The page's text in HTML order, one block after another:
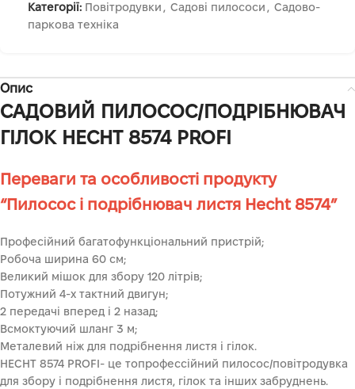
Категорії: Повітродувки, Садові пилососи, Садово-
паркова техніка
Опис
САДОВИЙ ПИЛОСОС/ПОДРІБНЮВАЧ
ГІЛОК HECHT 8574 PROFI
Переваги та особливості продукту
“Пилосос і подрібнювач листя Hecht 8574”
Професійний багатофункціональний пристрій;
Робоча ширина 60 см;
Великий мішок для збору 120 літрів;
Потужний 4-х тактний двигун;
2 передачі вперед і 2 назад;
Всмоктуючий шланг 3 м;
Металевий ніж для подрібнення листя і гілок.
HECHT 8574 PROFI- це топрофессійний пилосос/повітродувка
для збору і подрібнення листя, гілок та інших забруднень.